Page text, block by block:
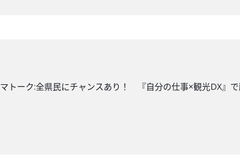
ーク:全県民にチャンスあり！ 『自分の仕事×観光DX』で